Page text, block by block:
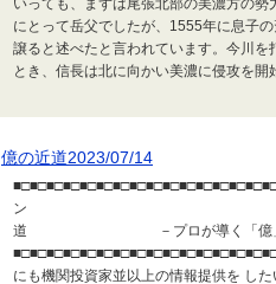
いっても、まずは尾張北部の美濃方の
にとって岳父でしたが、1555年に息子
譲ると述べたと言われています。今川
とき、信長は北に向かい美濃に侵攻を開
億の近道2023/07/14
ン 2023/
道 －プロが導く「億」資
にも機関投資家並以上の情報提供を し